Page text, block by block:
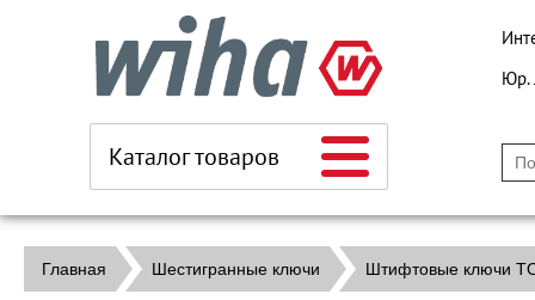
Каталог товаров
Юр.
Главная Шестигранные ключи Штифтовые ключи